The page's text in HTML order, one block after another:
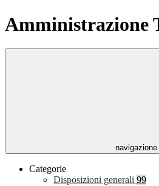
Amministrazione
navigazione
Categorie
Disposizioni generali 99